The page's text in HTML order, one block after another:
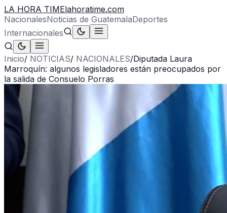
LA HORA TIMElahoratime.com
NacionalesNoticias de GuatemalaDeportes
Internacionales
Inicio/ NOTICIAS/ NACIONALES/Diputada Laura
Marroquín: algunos legisladores están preocupados por
la salida de Consuelo Porras